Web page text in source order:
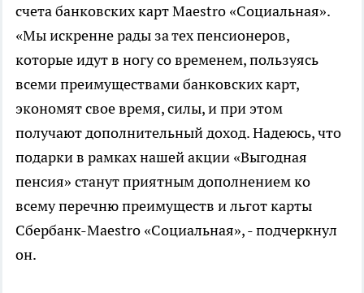
счета банковских карт Maestro «Социальная».
«Мы искренне рады за тех пенсионеров,
которые идут в ногу со временем, пользуясь
всеми преимуществами банковских карт,
экономят свое время, силы, и при этом
получают дополнительный доход. Надеюсь, что
подарки в рамках нашей акции «Выгодная
пенсия» станут приятным дополнением ко
всему перечню преимуществ и льгот карты
Сбербанк-Maestro «Социальная», - подчеркнул
он.